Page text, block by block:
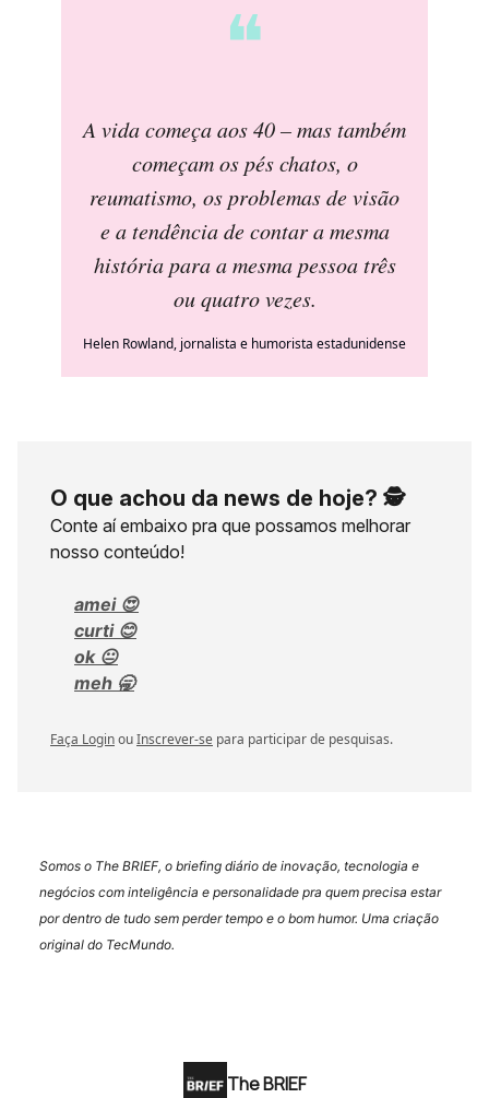
❝
A vida começa aos 40 – mas também
começam os pés chatos, o
reumatismo, os problemas de visão
e a tendência de contar a mesma
história para a mesma pessoa três
ou quatro vezes.
Helen Rowland, jornalista e humorista estadunidense
O que achou da news de hoje? 🕵️
Conte aí embaixo pra que possamos melhorar
nosso conteúdo!
amei 😍
curti 😊
ok 😐
meh 🥱
Faça LoginouInscrever-se para participar de pesquisas.
Somos o The BRIEF, o briefing diário de inovação, tecnologia e
negócios com inteligência e personalidade pra quem precisa estar
por dentro de tudo sem perder tempo e o bom humor. Uma criação
original do TecMundo.
The BRIEF